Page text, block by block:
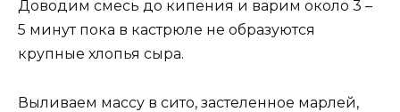
Доводим смесь до кипения и варим около 3 –
5 минут пока в кастрюле не образуются
крупные хлопья сыра.
Выливаем массу в сито, застеленное марлей,